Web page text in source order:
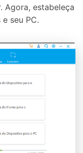
Agora, estabeleça
seu PC.